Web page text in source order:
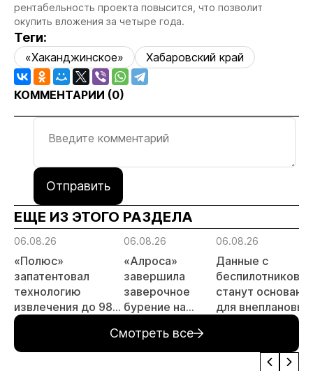
рентабельность проекта повысится, что позволит
окупить вложения за четыре года.
Теги:
«Хаканджинское» Хабаровский край
КОММЕНТАРИИ (0)
Отправить
ЕЩЕ ИЗ ЭТОГО РАЗДЕЛА
06.08.26
«Полюс»
запатентовал
технологию
извлечения до 98%
золота из
металлургического
шлака
06.08.26
«Алроса»
завершила
заверочное
бурение на
месторождении
Дегдекан
06.08.26
Данные с
беспилотников
станут
для внеплановых
Смотреть все